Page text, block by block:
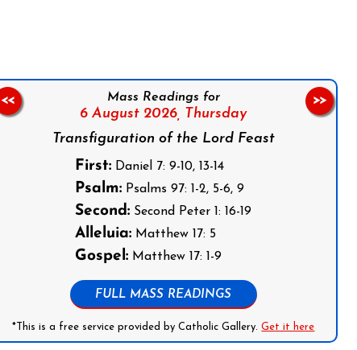
Mass Readings for
6 August 2026, Thursday
Transfiguration of the Lord Feast
First: Daniel 7: 9-10, 13-14
Psalm: Psalms 97: 1-2, 5-6, 9
Second: Second Peter 1: 16-19
Alleluia: Matthew 17: 5
Gospel: Matthew 17: 1-9
FULL MASS READINGS
*This is a free service provided by Catholic Gallery.Get it here
<< >>